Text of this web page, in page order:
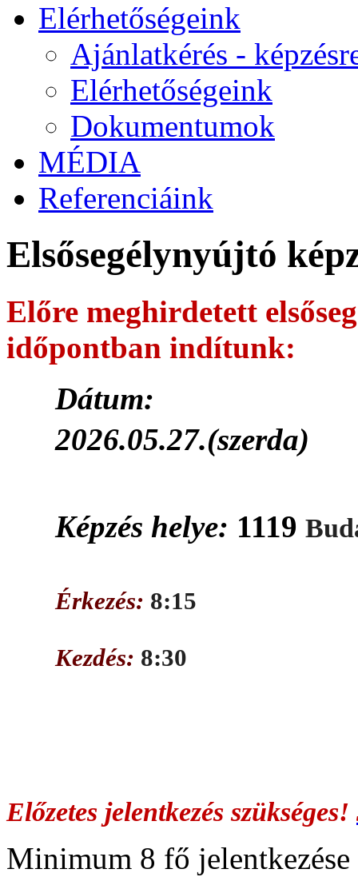
Elérhetőségeink
Ajánlatkérés -
Elérhetőségeink
Dokumentumok
MÉDIA
Referenciáink
Elsősegélynyújtó
Előre meghirdetett
időpontban indítunk:
Dátum:
2026.05.27.(szerda)
Képzés helye: 1119
Érkezés: 8:15
Kezdés: 8:30
Előzetes jelentkezés szükséges!
Minimum 8 fő jelentkezése